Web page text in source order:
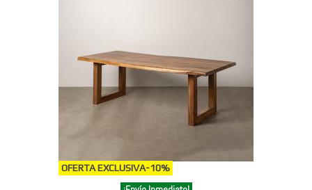
OFERTA EXCLUSIVA-10%